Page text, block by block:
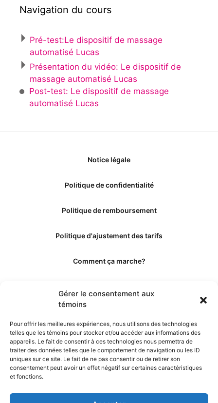
Gérer le consentement aux
témoins
Pour offrir les meilleures expériences, nous utilisons des technologies
telles que les témoins pour stocker et/ou accéder aux informations des
appareils. Le fait de consentir à ces technologies nous permettra de
traiter des données telles que le comportement de navigation ou les ID
uniques sur ce site. Le fait de ne pas consentir ou de retirer son
consentement peut avoir un effet négatif sur certaines caractéristiques
et fonctions.
Navigation du cours
Pré-test:Le dispositif de massage
automatisé Lucas
Présentation du vidéo: Le dispositif de
massage automatisé Lucas
Post-test: Le dispositif de massage
automatisé Lucas
Notice légale
Politique de confidentialité
Politique de remboursement
Politique d'ajustement des tarifs
Comment ça marche?
Les éditeurs
Les experts et collaborateurs